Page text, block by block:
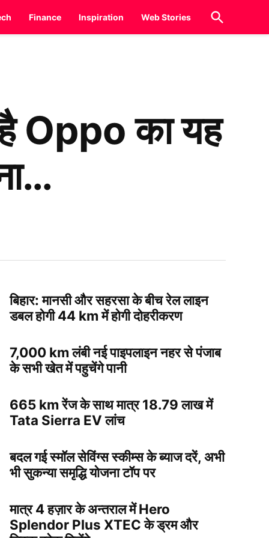
Finance Inspiration Web Stories
Open
Search
Oppo का यह
बिहार: मानसी और सहरसा के बीच रेल लाइन
डबल होगी 44 km में होगी दोहरीकरण
7,000 km लंबी नई पाइपलाइन नहर से पंजाब
के सभी खेत में पहुचेंगे पानी
665 km रेंज के साथ मात्र 18.79 लाख में
Tata Sierra EV लांच
बदल गई स्मॉल सेविंग्स स्कीम्स के ब्याज दरें, अभी
भी सुकन्या समृद्धि योजना टॉप पर
मात्र 4 हज़ार के अन्तराल में Hero
Splendor Plus XTEC के ड्रम और